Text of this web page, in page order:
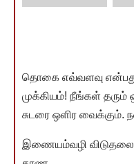
தொகை எவ்வளவு
முக்கியம்! நீங்கள் தரும்
சுடரை ஒளிர வைக்கும்.
இணையம்வழி விடுதலை